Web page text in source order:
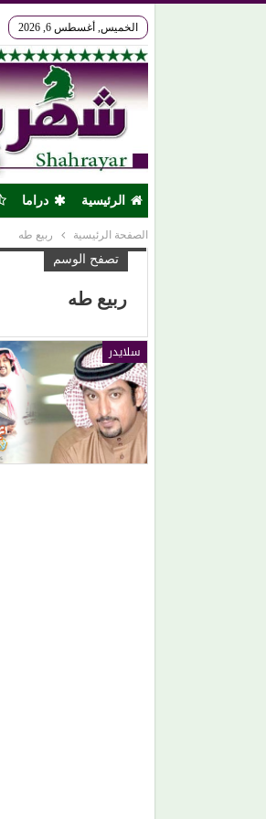
الخميس, أغسطس 6, 2026
الرئيسية دراما
الصفحة الرئيسية ربيع طه
تصفح الوسم
ربيع طه
سلايدر